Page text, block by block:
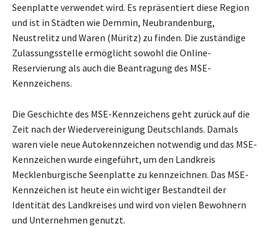
Seenplatte verwendet wird. Es repräsentiert diese Region
und ist in Städten wie Demmin, Neubrandenburg,
Neustrelitz und Waren (Müritz) zu finden. Die zuständige
Zulassungsstelle ermöglicht sowohl die Online-
Reservierung als auch die Beantragung des MSE-
Kennzeichens.
Die Geschichte des MSE-Kennzeichens geht zurück auf die
Zeit nach der Wiedervereinigung Deutschlands. Damals
waren viele neue Autokennzeichen notwendig und das MSE-
Kennzeichen wurde eingeführt, um den Landkreis
Mecklenburgische Seenplatte zu kennzeichnen. Das MSE-
Kennzeichen ist heute ein wichtiger Bestandteil der
Identität des Landkreises und wird von vielen Bewohnern
und Unternehmen genutzt.